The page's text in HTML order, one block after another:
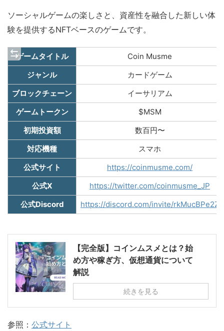
ソーシャルゲームの楽しさと、資産性を融合した新しい体
験を提供するNFTベースのゲームです。
ゲームタイトル
Coin Musme
ジャンル
カードゲーム
ブロックチェーン
イーサリアム
ゲームトークン
$MSM
初期投資額
数百円〜
対応機種
スマホ
公式サイト
https://coinmusme.com/
公式X
https://twitter.com/coinmusme_JP
公式Discord
https://discord.com/invite/rkMucBPe2Z
【完全版】コインムスメとは？始
め方や稼ぎ方、仮想通貨について
解説
続きを見る
参照： 公式サイト